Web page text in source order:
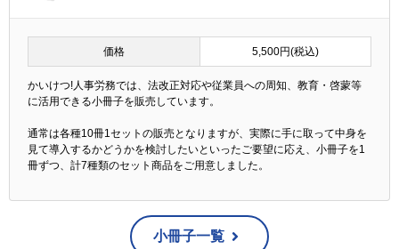
価格 5,500円(税込)
かいけつ!人事労務では、法改正対応や従業員への周知、教育・啓蒙等
に活用できる小冊子を販売しています。
通常は各種10冊1セットの販売となりますが、実際に手に取って中身を
見て導入するかどうかを検討したいといったご要望に応え、小冊子を1
冊ずつ、計7種類のセット商品をご用意しました。
小冊子一覧